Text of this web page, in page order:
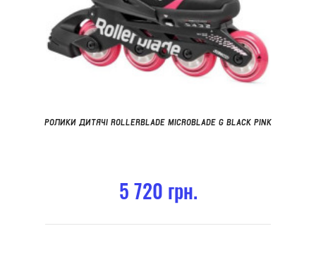
РОЛИКИ ДИТЯЧІ ROLLERBLADE MICROBLADE G BLACK PINK
5 720 грн.